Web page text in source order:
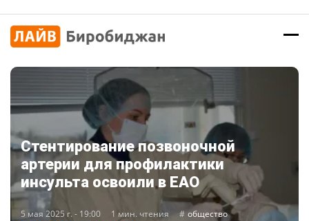
Стентирование позвоночной
артерии для профилактики
инсульта освоили в ЕАО
5 мая 2025 г. - 19:00 1 мин. чтения общество